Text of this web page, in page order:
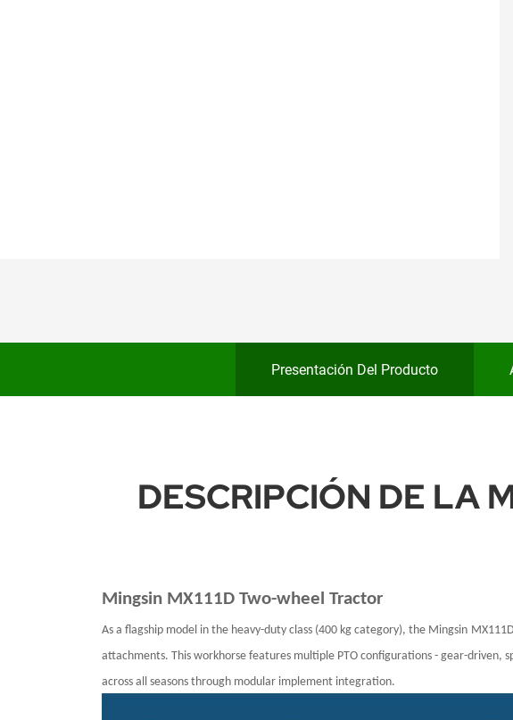
Presentación Del Producto
DESCRIPCIÓN DE LA
Mingsin MX111D Two-wheel Tractor
As a flagship model in the heavy-duty class (400 kg category), the Mingsin MX111D
attachments. This workhorse features multiple PTO configurations - gear-
across all seasons through modular implement integration.